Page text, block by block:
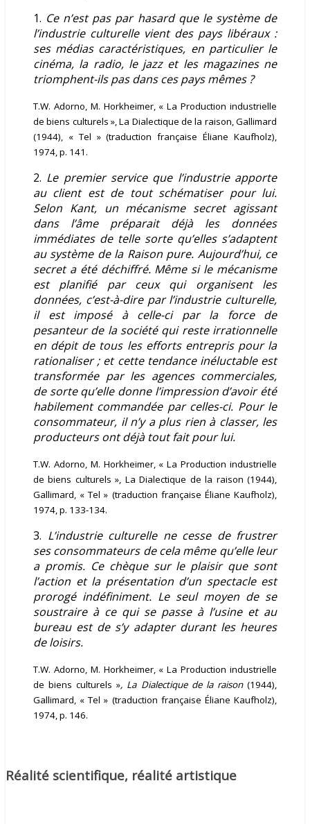
1. Ce n’est pas par hasard que le système de
l’industrie culturelle vient des pays libéraux :
ses médias caractéristiques, en particulier le
cinéma, la radio, le jazz et les magazines ne
triomphent-ils pas dans ces pays mêmes ?
T.W. Adorno, M. Horkheimer, « La Production industrielle
de biens culturels », La Dialectique de la raison, Gallimard
(1944), « Tel » (traduction française Éliane Kaufholz),
1974, p. 141.
2. Le premier service que l’industrie apporte
au client est de tout schématiser pour lui.
Selon Kant, un mécanisme secret agissant
dans l’âme préparait déjà les données
immédiates de telle sorte qu’elles s’adaptent
au système de la Raison pure. Aujourd’hui, ce
secret a été déchiffré. Même si le mécanisme
est planifié par ceux qui organisent les
données, c’est-à-dire par l’industrie culturelle,
il est imposé à celle-ci par la force de
pesanteur de la société qui reste irrationnelle
en dépit de tous les efforts entrepris pour la
rationaliser ; et cette tendance inéluctable est
transformée par les agences commerciales,
de sorte qu’elle donne l’impression d’avoir été
habilement commandée par celles-ci. Pour le
consommateur, il n’y a plus rien à classer, les
producteurs ont déjà tout fait pour lui.
T.W. Adorno, M. Horkheimer, « La Production industrielle
de biens culturels », La Dialectique de la raison (1944),
Gallimard, « Tel » (traduction française Éliane Kaufholz),
1974, p. 133-134.
3. L’industrie culturelle ne cesse de frustrer
ses consommateurs de cela même qu’elle leur
a promis. Ce chèque sur le plaisir que sont
l’action et la présentation d’un spectacle est
prorogé indéfiniment. Le seul moyen de se
soustraire à ce qui se passe à l’usine et au
bureau est de s’y adapter durant les heures
de loisirs.
T.W. Adorno, M. Horkheimer, « La Production industrielle
de biens culturels », La Dialectique de la raison(1944),
Gallimard, « Tel » (traduction française Éliane Kaufholz),
1974, p. 146.
Réalité scientifique, réalité artistique